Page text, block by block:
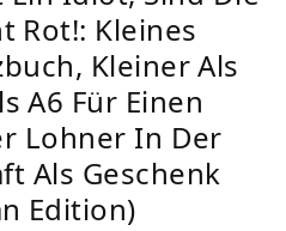
Rot!: Kleines
Kleiner Als
A6 Für Einen
Lohner In Der
Als Geschenk
Edition)